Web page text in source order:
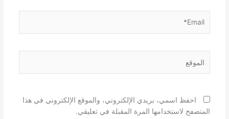
احفظ اسمي، بريدي الإلكتروني، والموقع الإلكتروني في هذا
المتصفح لاستخدامها المرة المقبلة في تعليقي.